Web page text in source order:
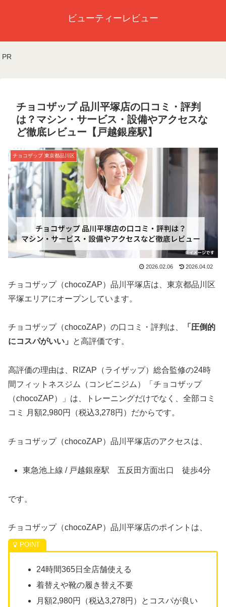
ビューティーレビュー
PR
チョコザップ 品川平塚店の口コミ・評判
は？マシン・サービス・設備やアクセスな
ど徹底レビュー【戸越銀座駅】
チョコザップ 東京都品川区
2026.02.06 2026.04.02
チョコザップ（chocoZAP）品川平塚店は、東京都品川区
平塚エリアにオープンしています。
チョコザップ（chocoZAP）の口コミ・評判は、
「圧倒的
にコスパがいい」
と高評価です。
高評価の理由は、RIZAP（ライザップ）総合監修の24時
間フィットネスジム（コンビニジム）「チョコザップ
（chocoZAP）」は、トレーニングだけでなく、全部コミ
コミ 月額2,980円（税込3,278円）だからです。
チョコザップ（chocoZAP）品川平塚店のアクセスは、
東急池上線 / 戸越銀座駅 五反田方面出口 徒歩4分
です。
チョコザップ（chocoZAP）品川平塚店のポイントは、
24時間365日全店舗使える
着替えや靴の履き替え不要
月額2,980円（税込3,278円）とコスパが良い